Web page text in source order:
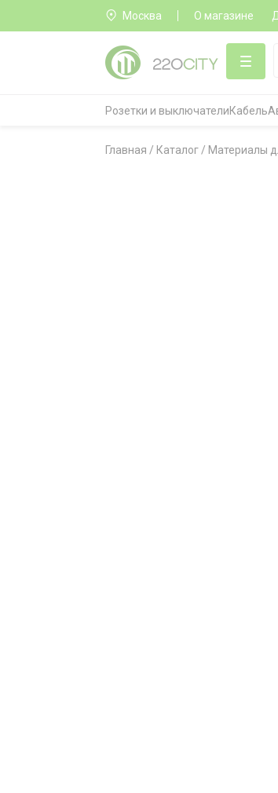
Москва О магазине
Розетки и выключателиКабель
Главная / Каталог / Материалы